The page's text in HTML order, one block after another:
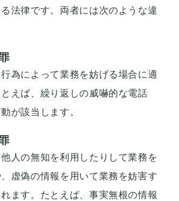
法律です。両者には次のような違
為によって業務を妨げる場合に適
えば、繰り返しの威嚇的な電話
が該当します。
人の無知を利用したりして業務を
虚偽の情報を用いて業務を妨害す
ます。たとえば、事実無根の情報